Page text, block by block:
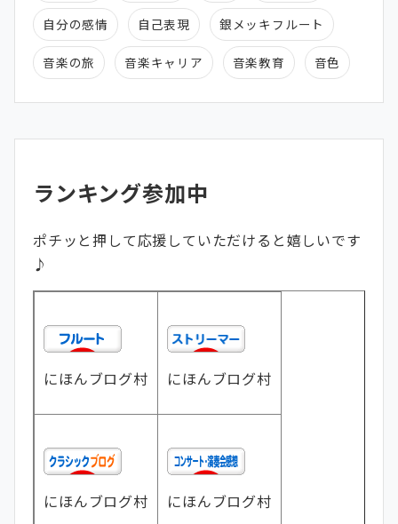
自分の感情 自己表現 銀メッキフルート
音楽の旅 音楽キャリア 音楽教育 音色
ランキング参加中
ポチッと押して応援していただけると嬉しいです
♪
にほんブログ村 にほんブログ村
にほんブログ村 にほんブログ村